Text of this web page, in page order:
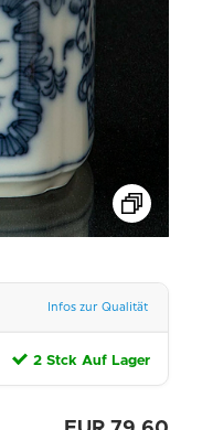
Infos zur Qualität
2 Stck Auf Lager